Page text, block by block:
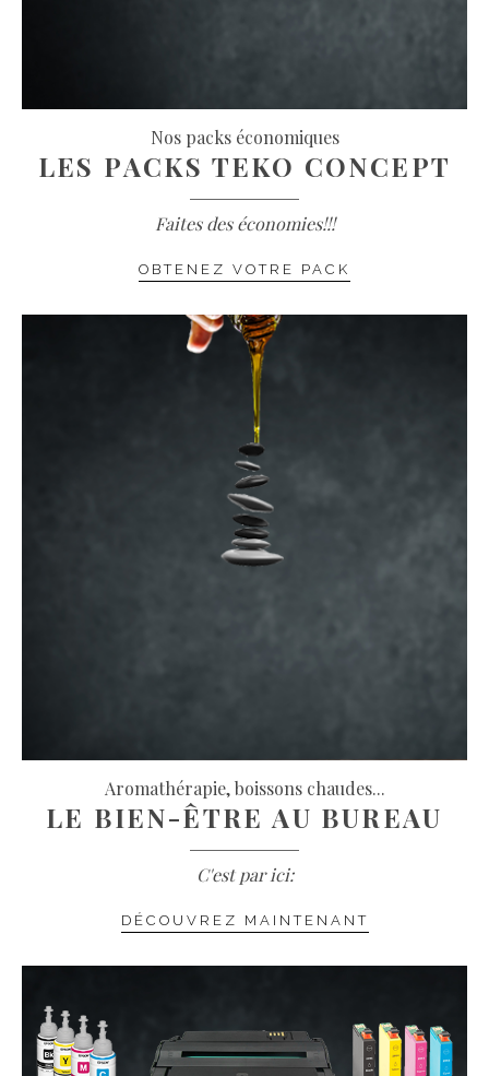
Nos packs économiques
LES PACKS TEKO CONCEPT
Faites des économies!!!
OBTENEZ VOTRE PACK
Aromathérapie, boissons chaudes...
LE BIEN-ÊTRE AU BUREAU
C'est par ici:
DÉCOUVREZ MAINTENANT